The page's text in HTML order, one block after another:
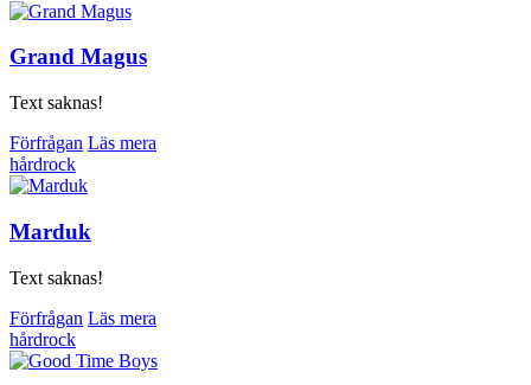
Grand Magus
Text saknas!
Förfrågan Läs mera
hårdrock
Marduk
Text saknas!
Förfrågan Läs mera
hårdrock